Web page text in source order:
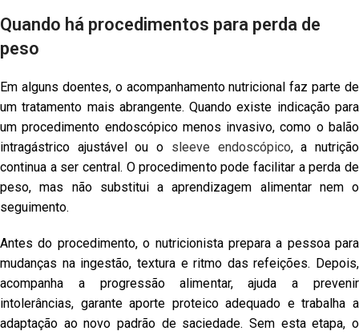
Quando há procedimentos para perda de
peso
Em alguns doentes, o acompanhamento nutricional faz parte de
um tratamento mais abrangente. Quando existe indicação para
um procedimento endoscópico menos invasivo, como o balão
intragástrico ajustável ou o sleeve endoscópico, a nutrição
continua a ser central. O procedimento pode facilitar a perda de
peso, mas não substitui a aprendizagem alimentar nem o
seguimento.
Antes do procedimento, o nutricionista prepara a pessoa para
mudanças na ingestão, textura e ritmo das refeições. Depois,
acompanha a progressão alimentar, ajuda a prevenir
intolerâncias, garante aporte proteico adequado e trabalha a
adaptação ao novo padrão de saciedade. Sem esta etapa, o